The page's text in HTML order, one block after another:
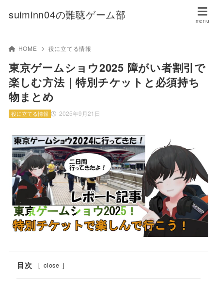
suiminn04の難聴ゲーム部
HOME 役に立てる情報
東京ゲームショウ2025 障がい者割引で
楽しむ方法｜特別チケットと必須持ち
物まとめ
2025年9月21日
役に立てる情報
目次 [ close ]